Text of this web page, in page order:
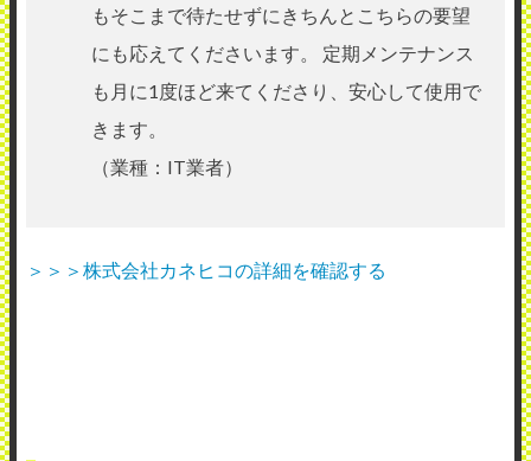
もそこまで待たせずにきちんとこちらの要望
にも応えてくださいます。 定期メンテナンス
も月に1度ほど来てくださり、安心して使用で
きます。
（業種：IT業者）
＞＞＞株式会社カネヒコの詳細を確認する